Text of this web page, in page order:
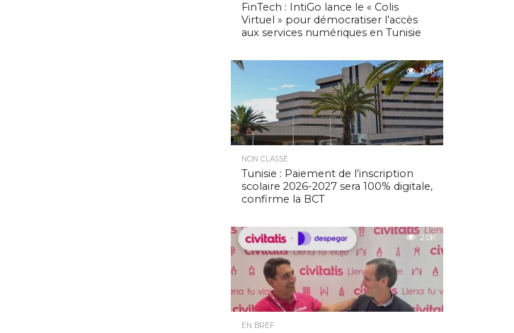
FinTech : IntiGo lance le « Colis
Virtuel » pour démocratiser l’accès
aux services numériques en Tunisie
2.0K
NON CLASSÉ
Tunisie : Paiement de l’inscription
scolaire 2026-2027 sera 100% digitale,
confirme la BCT
2.0K
EN BREF